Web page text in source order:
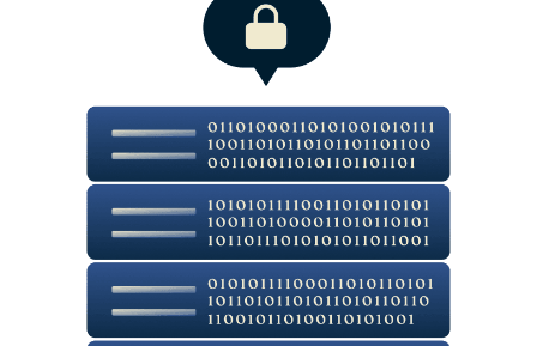
ExpressVPN에 대한 고객의 평가
이와 같은 기능과 더 많은 혜택을 100% 위험 부담 없
이 누리세요
ExpressVPN의 핵심 개인정보 보호 및 보안 기능
고성능 연결을 위한 ExpressVPN 기능